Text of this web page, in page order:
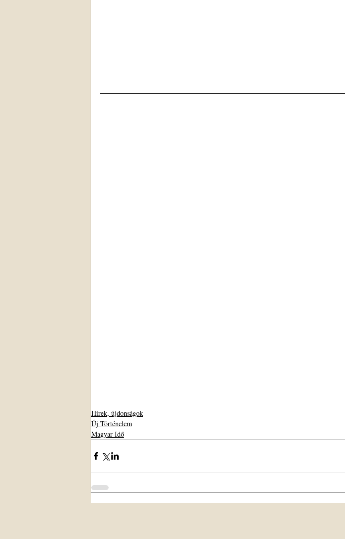
Hírek, újdonságok
Új Történelem
Magyar Idő